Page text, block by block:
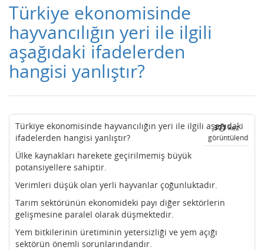
Türkiye ekonomisinde
hayvancılığın yeri ile ilgili
aşağıdaki ifadelerden
hangisi yanlıştır?
371kez
görüntülendi
Türkiye ekonomisinde hayvancılığın yeri ile ilgili aşağıdaki
ifadelerden hangisi yanlıştır?
Ülke kaynakları harekete geçirilmemiş büyük
potansiyellere sahiptir.
Verimleri düşük olan yerli hayvanlar çoğunluktadır.
Tarım sektörünün ekonomideki payı diğer sektörlerin
gelişmesine paralel olarak düşmektedir.
Yem bitkilerinin üretiminin yetersizliği ve yem açığı
sektörün önemli sorunlarındandır.